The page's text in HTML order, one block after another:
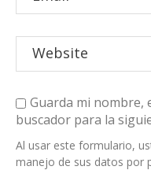
Guarda mi nombre,
buscador para la
Al usar este formulario,
manejo de sus datos por